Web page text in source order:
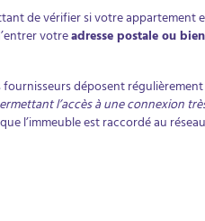
de vérifier si votre appartement
votreadresse postale ou
déposent
l’accès à une connexion
l’immeuble est raccordé au